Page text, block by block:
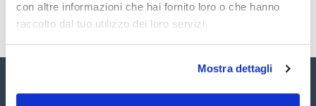
con altre informazioni che hai fornito loro o che hanno
raccolto dal tuo utilizzo dei loro servizi.
Mostra dettagli